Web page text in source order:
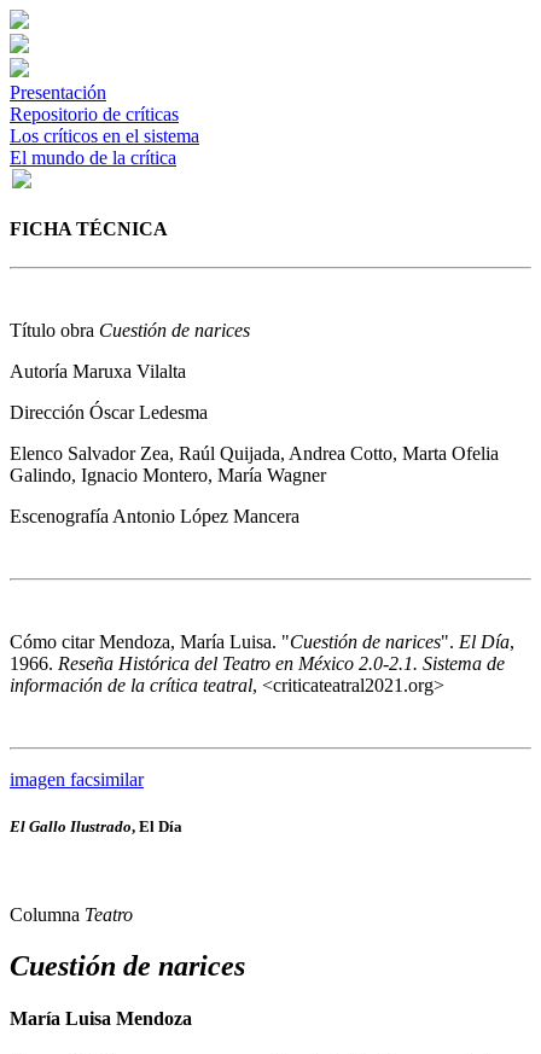
Presentación
Repositorio de críticas
Los críticos en el sistema
El mundo de la crítica
FICHA TÉCNICA
Título obra Cuestión de narices
Autoría Maruxa Vilalta
Dirección Óscar Ledesma
Elenco Salvador Zea, Raúl Quijada, Andrea Cotto, Marta Ofelia
Galindo, Ignacio Montero, María Wagner
Escenografía Antonio López Mancera
Cómo citarMendoza, María Luisa. "Cuestión de narices". El Día,
1966. Reseña Histórica del Teatro en México 2.0-2.1. Sistema de
información de la crítica teatral, <criticateatral2021.org>
imagen facsimilar
El Gallo Ilustrado, El Día
Columna Teatro
Cuestión de narices
María Luisa Mendoza